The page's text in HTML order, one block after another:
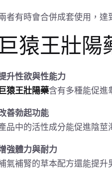
者有時會合併成套使用，達
猿王壯陽
升性欲與性能力
猿王壯陽藥含有多種能促進
善勃起功能
品中的活性成分能促進陰
強體力與耐力
氣補腎的草本配方還能提升